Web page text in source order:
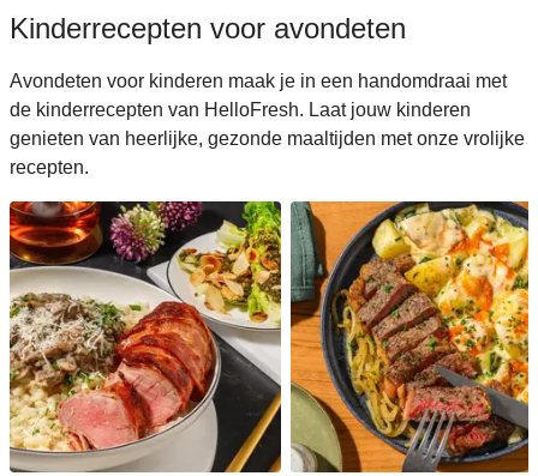
Kinderrecepten voor avondeten
Avondeten voor kinderen maak je in een handomdraai met
de kinderrecepten van HelloFresh. Laat jouw kinderen
genieten van heerlijke, gezonde maaltijden met onze vrolijke
recepten.